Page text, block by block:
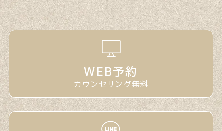
WEB予約
カウンセリング無料